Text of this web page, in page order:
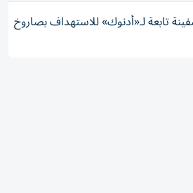
تابعة لـ«أدنوك» للاستهداف بصاروخ